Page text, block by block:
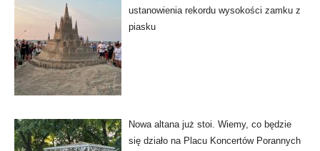
ustanowienia rekordu wysokości zamku z
piasku
Nowa altana już stoi. Wiemy, co będzie
się działo na Placu Koncertów Porannych